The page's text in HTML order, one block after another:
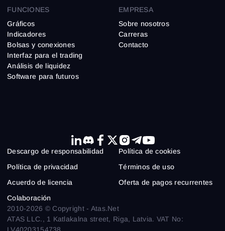
FUNCIONES
Gráficos
Indicadores
Bolsas y conexiones
Interfaz para el trading
Análisis de liquidez
Software para futuros
EMPRESA
Sobre nosotros
Carreras
Contacto
2010-2026 © Copyright - Atas.Net
ATAS LLC., 1 Katlakalna street, Riga, Latvia. VAT No:
Descargo de responsabilidad
Política de cookies
Política de privacidad
Términos de uso
Acuerdo de licencia
Oferta de pagos recurrentes
Colaboración